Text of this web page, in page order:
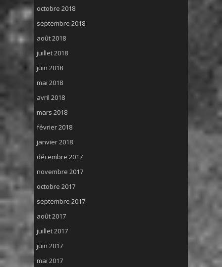
octobre 2018
septembre 2018
août 2018
juillet 2018
juin 2018
mai 2018
avril 2018
mars 2018
février 2018
janvier 2018
décembre 2017
novembre 2017
octobre 2017
septembre 2017
août 2017
juillet 2017
juin 2017
mai 2017